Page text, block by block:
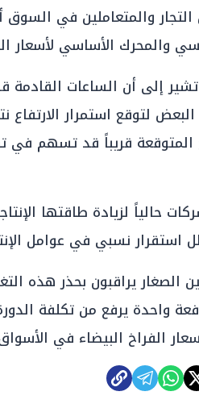
والمتعاملين في
والمحرك الأساسي لأسعار
إلى أن الساعات القادمة
لتوقع استمرار الارتفاع
المتوقعة قريباً قد تسهم
حالياً لزيادة طاقتها
نسبي في عوامل
الصغار يراقبون بحذر هذه
واحدة يرفع من تكلفة
الفراخ البيضاء في